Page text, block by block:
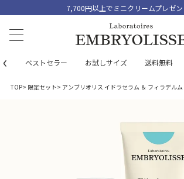
7,700円以上でミニクリームプレゼン
‹ ベストセラー お試しサイズ 送料無料
TOP 限定セット アンブリオリス イドラセラム ＆ フィラデル